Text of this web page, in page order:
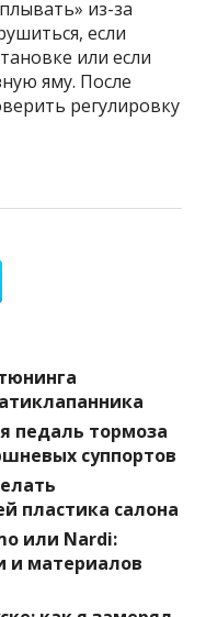
из-за
если
или если
яму. После
регулировку
педаль тормоза
суппортов
пластика салона
или Nardi:
и материалов